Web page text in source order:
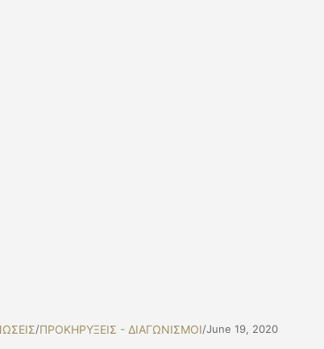
/ΠΡΟΚΗΡΥΞΕΙΣ - ΔΙΑΓΩΝΙΣΜΟΙ/June 19, 2020